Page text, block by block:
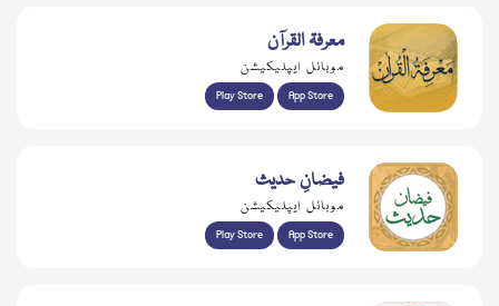
معرفۃ القرآن
موبائل ایپلیکیشن
Play Store App Store
فیضانِ حدیث
موبائل ایپلیکیشن
Play Store App Store